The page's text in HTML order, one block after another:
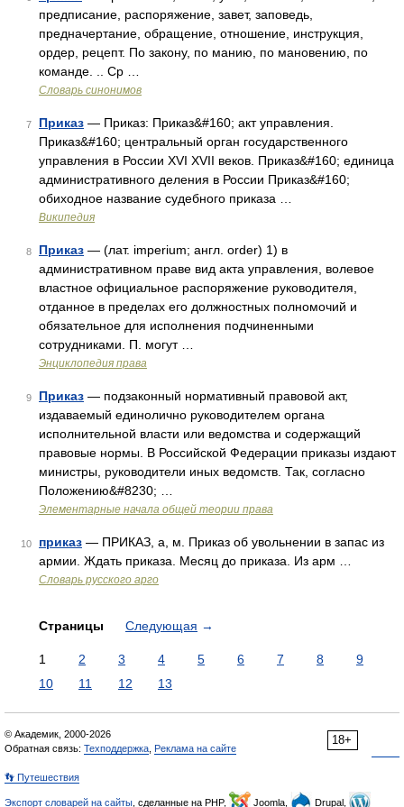
предписание, распоряжение, завет, заповедь,
предначертание, обращение, отношение, инструкция,
ордер, рецепт. По закону, по манию, по мановению, по
команде. .. Ср …
Словарь синонимов
7 Приказ — Приказ: Приказ&#160; акт управления.
Приказ&#160; центральный орган государственного
управления в России XVI XVII веков. Приказ&#160; единица
административного деления в России Приказ&#160;
обиходное название судебного приказа …
Википедия
8 Приказ — (лат. imperium; англ. order) 1) в
административном праве вид акта управления, волевое
властное официальное распоряжение руководителя,
отданное в пределах его должностных полномочий и
обязательное для исполнения подчиненными
сотрудниками. П. могут …
Энциклопедия права
9 Приказ — подзаконный нормативный правовой акт,
издаваемый единолично руководителем органа
исполнительной власти или ведомства и содержащий
правовые нормы. В Российской Федерации приказы издают
министры, руководители иных ведомств. Так, согласно
Положению&#8230; …
Элементарные начала общей теории права
10 приказ — ПРИКАЗ, а, м. Приказ об увольнении в запас из
армии. Ждать приказа. Месяц до приказа. Из арм …
Словарь русского арго
Страницы Следующая →
1 2 3 4 5 6 7 8
9
10
11 12 13
18+
© Академик, 2000-2026
Обратная связь: Техподдержка Реклама на сайте
👣 Путешествия
Экспорт словарей на сайты , сделанные на PHP, Joomla, Drupal,